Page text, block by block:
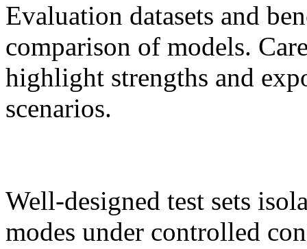
Evaluation datasets and
comparison of models.
highlight strengths and
scenarios.
Well-designed test sets
modes under controlled